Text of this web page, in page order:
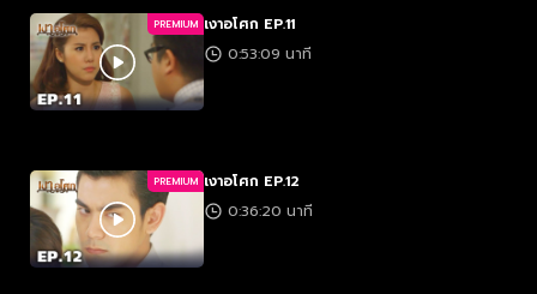
PREMIUM เงาอโศก EP.11
0:53:09 นาที
PREMIUM เงาอโศก EP.12
0:36:20 นาที